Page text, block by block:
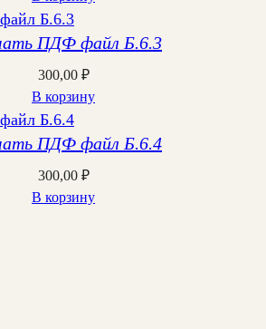
ПДФ файл Б.6.3
300,00 ₽
В корзину
ПДФ файл Б.6.4
300,00 ₽
В корзину